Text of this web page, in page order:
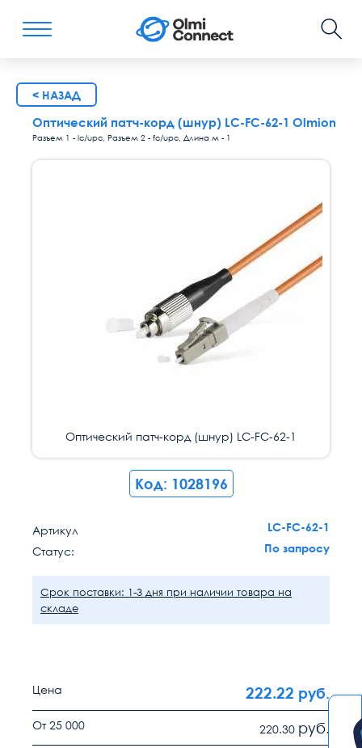
< НАЗАД
Оптический патч-корд (шнур) LC-FC-62-1 Olmion
Разъем 1 - lc/upc, Разъем 2 - fc/upc, Длина м - 1
Оптический патч-корд (шнур) LC-FC-62-1
Код: 1028196
Артикул
LC-FC-62-1
Статус:
По запросу
Срок поставки: 1-3 дня при наличии товара на
складе
Цена 222.22 руб.
От 25 000 220.30 руб.